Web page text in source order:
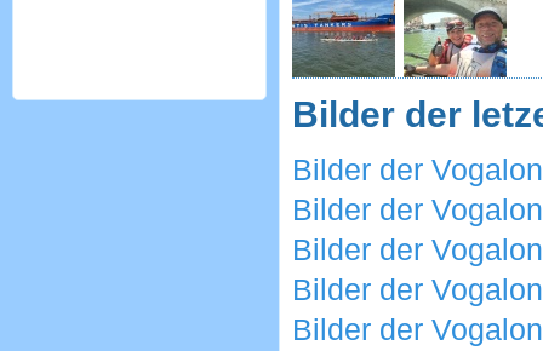
Bilder der
Bilder der
Bilder der
Bilder der
Bilder der
Bilder der